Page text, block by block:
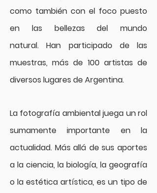
como también con el foco puesto
en las bellezas del mundo
natural.Han participado de las
muestras, más de 100 artistas de
diversos lugares de Argentina.
La fotografía ambiental juega un rol
sumamente importante en la
actualidad. Más allá de sus aportes
a la ciencia, la biología, la geografía
o la estética artística, es un tipo de